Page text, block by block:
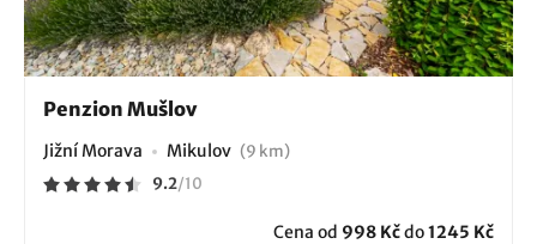
Penzion Mušlov
Jižní Morava Mikulov (9 km)
9.2/10
Cena od 998 Kčdo1245 Kč